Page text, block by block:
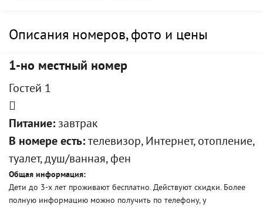
Описания номеров, фото и цены
1-но местный номер
Гостей 1
Питание: завтрак
В номере есть: телевизор, Интернет, отопление,
туалет, душ/ванная, фен
Общая информация:
Дети до 3-х лет проживают бесплатно. Действуют скидки. Более
полную информацию можно получить по телефону, у